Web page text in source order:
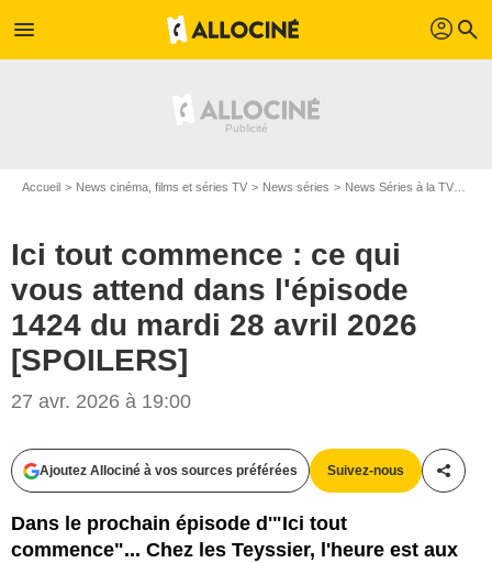
menu profil search
Accueil News cinéma, films et séries TV News séries News Séries à la TV
Ici tout commence : ce qui
vous attend dans l'épisode
1424 du mardi 28 avril 2026
[SPOILERS]
27 avr. 2026 à 19:00
Ajoutez Allociné à vos sources préférées Suivez-nous
Dans le prochain épisode d'"Ici tout
commence"... Chez les Teyssier, l'heure est aux